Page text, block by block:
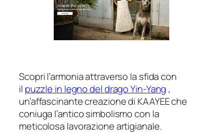
Scopri l’armonia attraverso la sfida con
il puzzle in legno del drago Yin-Yang ,
un’affascinante creazione di KAAYEE che
coniuga l’antico simbolismo con la
meticolosa lavorazione artigianale.